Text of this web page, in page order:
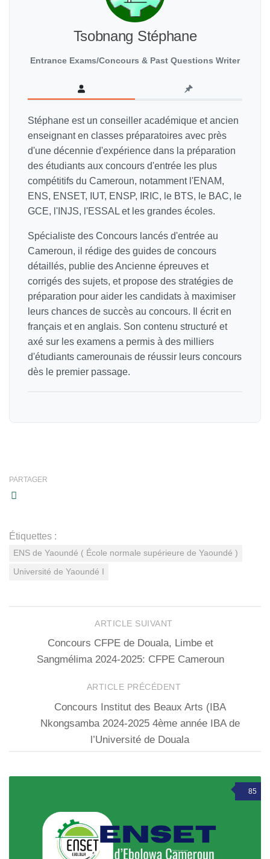
Tsobnang Stéphane
Entrance Exams/Concours & Past Questions Writer
Stéphane est un conseiller académique et ancien
enseignant en classes préparatoires avec près
d'une décennie d'expérience dans la préparation
des étudiants aux concours d'entrée les plus
compétitifs du Cameroun, notamment l'ENAM,
ENS, ENSET, IUT, ENSP, IRIC, le BTS, le BAC, le
GCE, l'INJS, l'ESSAL et les grandes écoles.
Spécialiste des Concours lancés d'entrée au
Cameroun, il rédige des guides de concours
détaillés, publie des Ancienne épreuves et
corrigés des sujets, et propose des stratégies de
préparation pour aider les candidats à maximiser
leurs chances de succès au concours. Il écrit en
français et en anglais. Son contenu structuré et
axé sur les examens a permis à des milliers
d'étudiants camerounais de réussir leurs concours
dès le premier passage.
PARTAGER
Étiquettes :
ENS de Yaoundé ( École normale supérieure de Yaoundé )
Université de Yaoundé I
ARTICLE SUIVANT
Concours CFPE de Douala, Limbe et
Sangmélima 2024-2025: CFPE Cameroun
ARTICLE PRÉCÉDENT
Concours Institut des Beaux Arts (IBA
Nkongsamba 2024-2025 4ème année IBA de
l’Université de Douala
85